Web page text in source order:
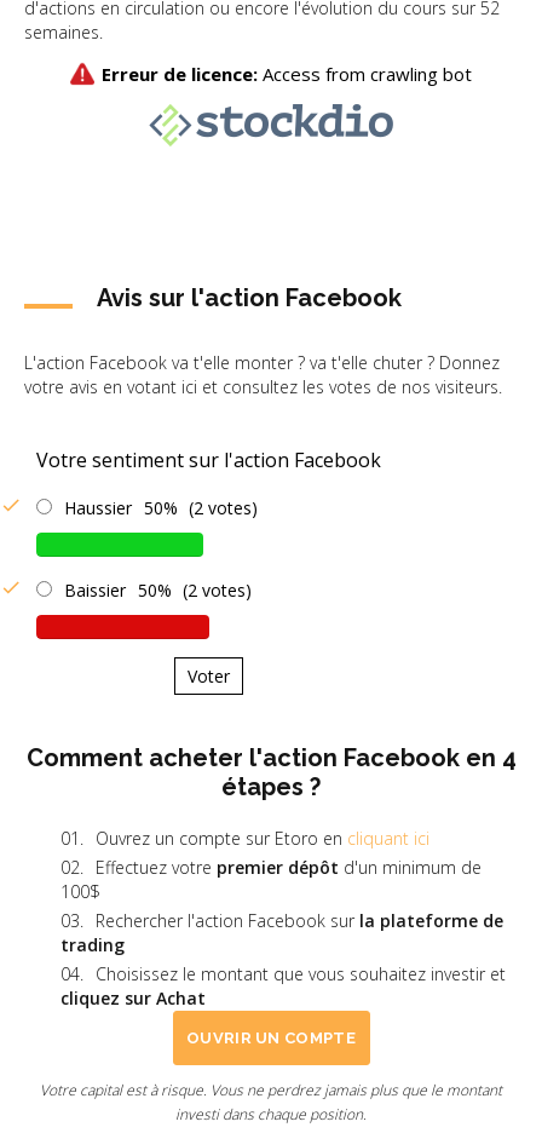
d'actions en circulation ou encore l'évolution du cours sur 52
semaines.
Avis sur l'action Facebook
L'action Facebook va t'elle monter ? va t'elle chuter ? Donnez
votre avis en votant ici et consultez les votes de nos visiteurs.
Votre sentiment sur l'action Facebook
Haussier 50% (2 votes)
Baissier 50% (2 votes)
Voter
Comment acheter l'action Facebook en 4
étapes ?
Ouvrez un compte sur Etoro en cliquant ici
Effectuez votre premier dépôt d'un minimum de
100$
Rechercher l'action Facebook sur la plateforme de
trading
Choisissez le montant que vous souhaitez investir et
cliquez sur Achat
OUVRIR UN COMPTE
Votre capital est à risque. Vous ne perdrez jamais plus que le montant
investi dans chaque position.